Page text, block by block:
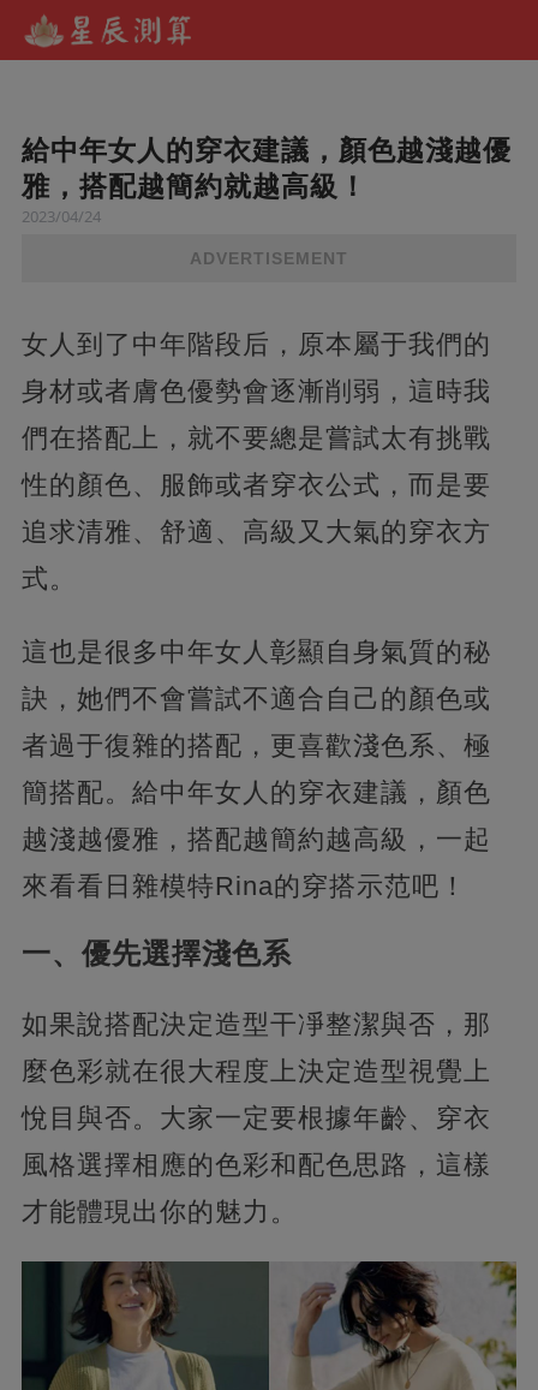
給中年女人的穿衣建議，顏色越淺越優
雅，搭配越簡約就越高級！
2023/04/24
ADVERTISEMENT
女人到了中年階段后，原本屬于我們的
身材或者膚色優勢會逐漸削弱，這時我
們在搭配上，就不要總是嘗試太有挑戰
性的顏色、服飾或者穿衣公式，而是要
追求清雅、舒適、高級又大氣的穿衣方
式。
這也是很多中年女人彰顯自身氣質的秘
訣，她們不會嘗試不適合自己的顏色或
者過于復雜的搭配，更喜歡淺色系、極
簡搭配。給中年女人的穿衣建議，顏色
越淺越優雅，搭配越簡約越高級，一起
來看看日雜模特Rina的穿搭示范吧！
一、優先選擇淺色系
如果說搭配決定造型干凈整潔與否，那
麼色彩就在很大程度上決定造型視覺上
悅目與否。大家一定要根據年齡、穿衣
風格選擇相應的色彩和配色思路，這樣
才能體現出你的魅力。